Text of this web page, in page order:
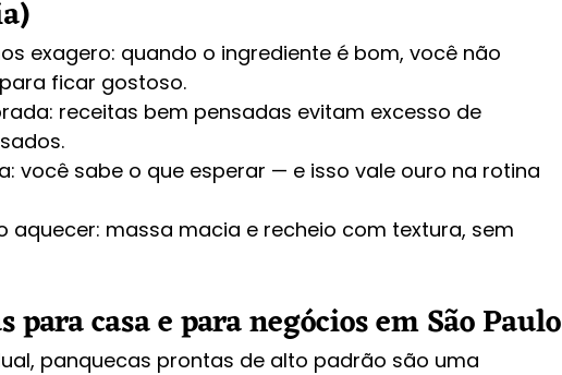
exagero: quando o ingrediente é bom, você não
ficar gostoso.
receitas bem pensadas evitam excesso de
você sabe o que esperar — e isso vale ouro na rotina
aquecer: massa macia e recheio com textura, sem
para casa e para negócios em São Paulo
panquecas prontas de alto padrão são uma